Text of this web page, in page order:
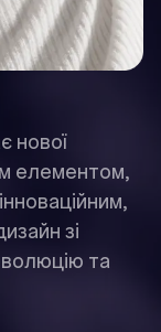
нової
елементом,
зі
та